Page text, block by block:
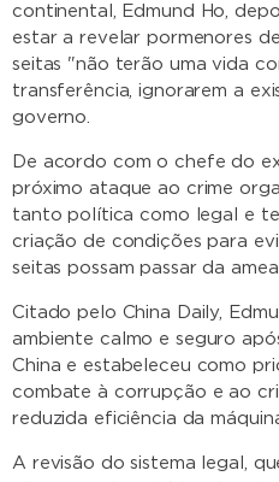
continental, Edmund Ho,
estar a revelar pormenores
seitas "não terão uma vida
transferência, ignorarem a
governo.
De acordo com o chefe do
próximo ataque ao crime
tanto política como legal e
criação de condições para
seitas possam passar da
Citado pelo China Daily,
ambiente calmo e seguro
China e estabeleceu como
combate à corrupção e ao
reduzida eficiência da
A revisão do sistema legal,